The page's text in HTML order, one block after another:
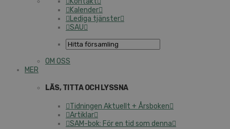
Kalender
Lediga tjänster
SAU
OM OSS
MER
LÄS, TITTA OCH LYSSNA
Tidningen Aktuellt + Årsboken
Artiklar
SAM-bok: För en tid som denna